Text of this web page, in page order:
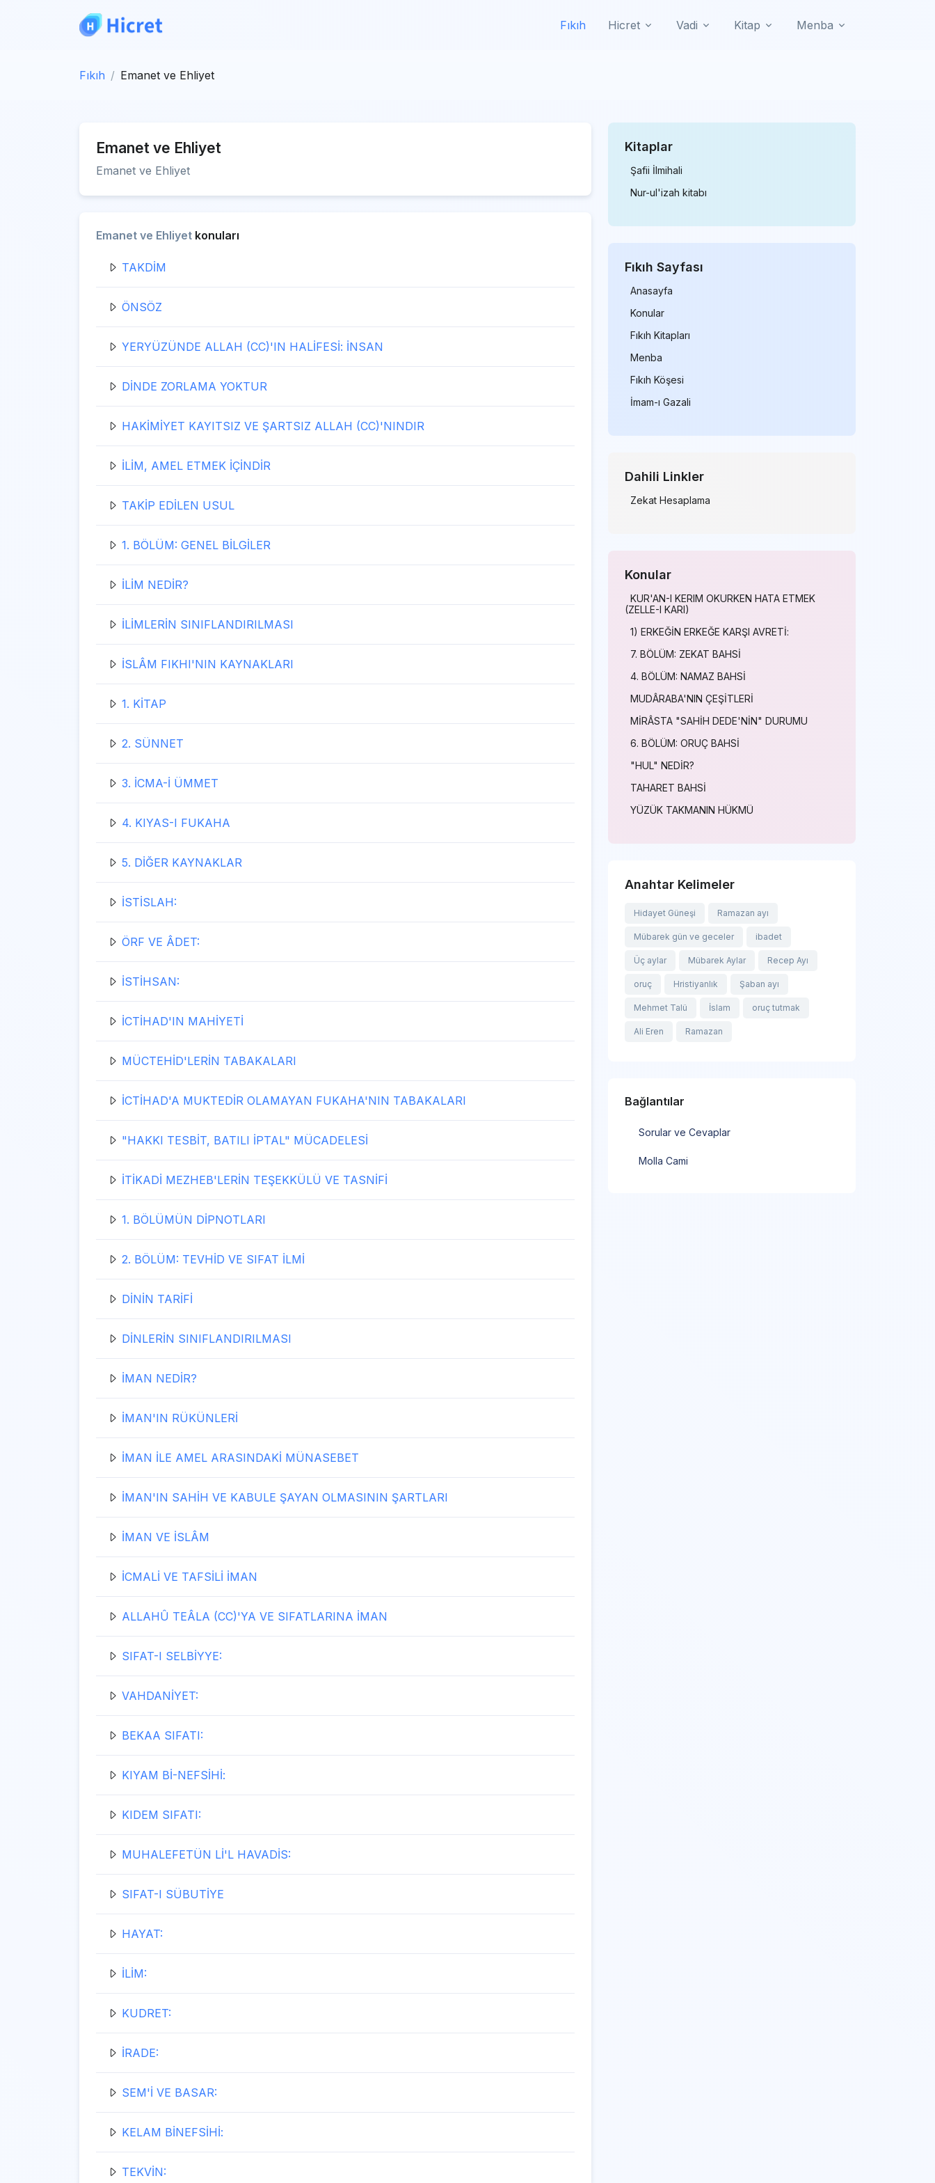
Fıkıh Hicret Vadi Kitap Menba
Fıkıh Emanet ve Ehliyet
Emanet ve Ehliyet
Emanet ve Ehliyet
Emanet ve Ehliyet konuları
TAKDİM
ÖNSÖZ
YERYÜZÜNDE ALLAH (CC)'IN HALİFESİ: İNSAN
DİNDE ZORLAMA YOKTUR
HAKİMİYET KAYITSIZ VE ŞARTSIZ ALLAH (CC)'NINDIR
İLİM, AMEL ETMEK İÇİNDİR
TAKİP EDİLEN USUL
1. BÖLÜM: GENEL BİLGİLER
İLİM NEDİR?
İLİMLERİN SINIFLANDIRILMASI
İSLÂM FIKHI'NIN KAYNAKLARI
1. KİTAP
2. SÜNNET
3. İCMA-İ ÜMMET
4. KIYAS-I FUKAHA
5. DİĞER KAYNAKLAR
İSTİSLAH:
ÖRF VE ÂDET:
İSTİHSAN:
İCTİHAD'IN MAHİYETİ
MÜCTEHİD'LERİN TABAKALARI
İCTİHAD'A MUKTEDİR OLAMAYAN FUKAHA'NIN TABAKALARI
"HAKKI TESBİT, BATILI İPTAL" MÜCADELESİ
İTİKADİ MEZHEB'LERİN TEŞEKKÜLÜ VE TASNİFİ
1. BÖLÜMÜN DİPNOTLARI
2. BÖLÜM: TEVHİD VE SIFAT İLMİ
DİNİN TARİFİ
DİNLERİN SINIFLANDIRILMASI
İMAN NEDİR?
İMAN'IN RÜKÜNLERİ
İMAN İLE AMEL ARASINDAKİ MÜNASEBET
İMAN'IN SAHİH VE KABULE ŞAYAN OLMASININ ŞARTLARI
İMAN VE İSLÂM
İCMALİ VE TAFSİLİ İMAN
ALLAHÛ TEÂLA (CC)'YA VE SIFATLARINA İMAN
SIFAT-I SELBİYYE:
VAHDANİYET:
BEKAA SIFATI:
KIYAM Bİ-NEFSİHİ:
KIDEM SIFATI:
MUHALEFETÜN Lİ'L HAVADİS:
SIFAT-I SÜBUTİYE
HAYAT:
İLİM:
KUDRET:
İRADE:
SEM'İ VE BASAR:
KELAM BİNEFSİHİ:
TEKVİN:
Kitaplar
Şafii İlmihali
Nur-ul'izah kitabı
Fıkıh Sayfası
Anasayfa
Konular
Fıkıh Kitapları
Menba
Fıkıh Köşesi
İmam-ı Gazali
Dahili Linkler
Zekat Hesaplama
Konular
KUR'AN-I KERIM OKURKEN HATA ETMEK
(ZELLE-I KARI)
1) ERKEĞİN ERKEĞE KARŞI AVRETİ:
7. BÖLÜM: ZEKAT BAHSİ
4. BÖLÜM: NAMAZ BAHSİ
MUDÂRABA'NIN ÇEŞİTLERİ
MİRÂSTA "SAHİH DEDE'NİN" DURUMU
6. BÖLÜM: ORUÇ BAHSİ
"HUL" NEDİR?
TAHARET BAHSİ
YÜZÜK TAKMANIN HÜKMÜ
Anahtar Kelimeler
Hidayet Güneşi Ramazan ayı
Mübarek gün ve geceler ibadet
Üç aylar Mübarek Aylar Recep Ayı
oruç Hristiyanlık Şaban ayı
Mehmet Talü İslam oruç tutmak
Ali Eren Ramazan
Bağlantılar
Sorular ve Cevaplar
Molla Cami